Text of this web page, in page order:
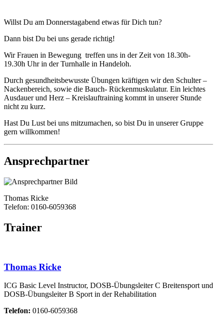
Willst Du am Donnerstagabend etwas für Dich tun?
Dann bist Du bei uns gerade richtig!
Wir Frauen in Bewegung treffen uns in der Zeit von 18.30h-
19.30h Uhr in der Turnhalle in Handeloh.
Durch gesundheitsbewusste Übungen kräftigen wir den Schulter –
Nackenbereich, sowie die Bauch- Rückenmuskulatur. Ein leichtes
Ausdauer und Herz – Kreislauftraining kommt in unserer Stunde
nicht zu kurz.
Hast Du Lust bei uns mitzumachen, so bist Du in unserer Gruppe
gern willkommen!
Ansprechpartner
Thomas Ricke
Telefon: 0160-6059368
Trainer
Thomas Ricke
ICG Basic Level Instructor, DOSB-Übungsleiter C Breitensport und
DOSB-Übungsleiter B Sport in der Rehabilitation
Telefon: 0160-6059368